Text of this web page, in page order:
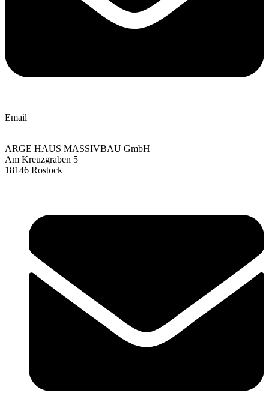
Email
ARGE HAUS MASSIVBAU GmbH
Am Kreuzgraben 5
18146 Rostock